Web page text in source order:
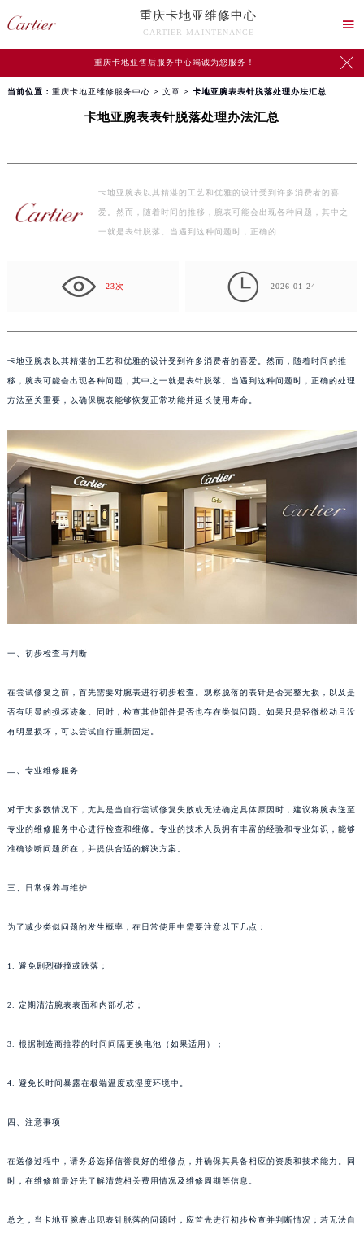
重庆卡地亚维修中心
CARTIER MAINTENANCE

重庆卡地亚售后服务中心竭诚为您服务！ 
当前位置： 重庆卡地亚维修服务中心 > 文章 > 卡地亚腕表表针脱落处理办法汇总
卡地亚腕表表针脱落处理办法汇总
卡地亚腕表以其精湛的工艺和优雅的设计受到许多消费者的喜
爱。然而，随着时间的推移，腕表可能会出现各种问题，其中之
一就是表针脱落。当遇到这种问题时，正确的…
23次  2026-01-24
卡地亚腕表以其精湛的工艺和优雅的设计受到许多消费者的喜爱。然而，随着时间的推
移，腕表可能会出现各种问题，其中之一就是表针脱落。当遇到这种问题时，正确的处理
方法至关重要，以确保腕表能够恢复正常功能并延长使用寿命。
一、初步检查与判断
在尝试修复之前，首先需要对腕表进行初步检查。观察脱落的表针是否完整无损，以及是
否有明显的损坏迹象。同时，检查其他部件是否也存在类似问题。如果只是轻微松动且没
有明显损坏，可以尝试自行重新固定。
二、专业维修服务
对于大多数情况下，尤其是当自行尝试修复失败或无法确定具体原因时，建议将腕表送至
专业的维修服务中心进行检查和维修。专业的技术人员拥有丰富的经验和专业知识，能够
准确诊断问题所在，并提供合适的解决方案。
三、日常保养与维护
为了减少类似问题的发生概率，在日常使用中需要注意以下几点：
1. 避免剧烈碰撞或跌落；
2. 定期清洁腕表表面和内部机芯；
3. 根据制造商推荐的时间间隔更换电池（如果适用）；
4. 避免长时间暴露在极端温度或湿度环境中。
四、注意事项
在送修过程中，请务必选择信誉良好的维修点，并确保其具备相应的资质和技术能力。同
时，在维修前最好先了解清楚相关费用情况及维修周期等信息。
总之，当卡地亚腕表出现表针脱落的问题时，应首先进行初步检查并判断情况；若无法自